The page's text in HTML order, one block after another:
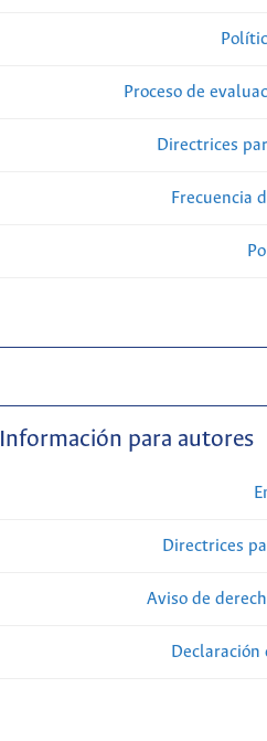
Proceso de
Directrices
Frecuencia
Información para autores
Directrices
Aviso de